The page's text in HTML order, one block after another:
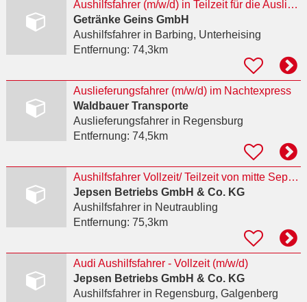
Aushilfsfahrer (m/w/d) in Teilzeit für die Auslieferung
Getränke Geins GmbH
Aushilfsfahrerin Barbing, Unterheising
Entfernung: 74,3km
Auslieferungsfahrer (m/w/d) im Nachtexpress
Waldbauer Transporte
Auslieferungsfahrerin Regensburg
Entfernung: 74,5km
Aushilfsfahrer Vollzeit/ Teilzeit von mitte September bis mitte Oktober(m/w/d)
Jepsen Betriebs GmbH & Co. KG
Aushilfsfahrerin Neutraubling
Entfernung: 75,3km
Audi Aushilfsfahrer - Vollzeit (m/w/d)
Jepsen Betriebs GmbH & Co. KG
Aushilfsfahrerin Regensburg, Galgenberg